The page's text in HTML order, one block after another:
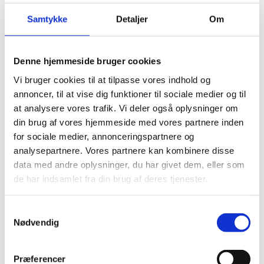
Samtykke Detaljer Om
Denne hjemmeside bruger cookies
Vi bruger cookies til at tilpasse vores indhold og
annoncer, til at vise dig funktioner til sociale medier og til
at analysere vores trafik. Vi deler også oplysninger om
din brug af vores hjemmeside med vores partnere inden
for sociale medier, annonceringspartnere og
analysepartnere. Vores partnere kan kombinere disse
data med andre oplysninger, du har givet dem, eller som
de har indsamlet fra din brug af deres tjenester.
Nødvendig
Præferencer
9mm. Rustfri
kr.20,00
Kølerlåg
vare
flere
varianter.
Mulighederne
kan
vælges
på
varesiden
Køler Alu. (til
kølerslanger)
Dette
Vinkelstuds Ø14 ×